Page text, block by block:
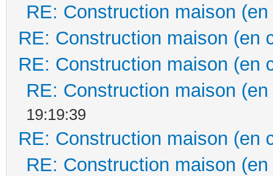
RE: Construction maison
RE: Construction maison (en
RE: Construction maison (en
RE: Construction maison
19:19:39
RE: Construction maison (en
RE: Construction maison